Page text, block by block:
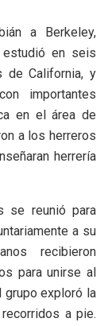
a Berkeley,
estudió en seis
de California, y
importantes
en el área de
a los herreros
herrería
se reunió para
a su
recibieron
para unirse al
grupo exploró la
a pie.